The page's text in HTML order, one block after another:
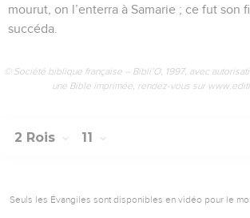
mourut, on l’enterra à Samarie ; ce fut son
succéda.
© Société biblique française – Bibli’O, 1997, avec
une Bible imprimée, rendez-vous sur
2 Rois 11
Seuls les Évangiles sont disponibles en vidéo pour le